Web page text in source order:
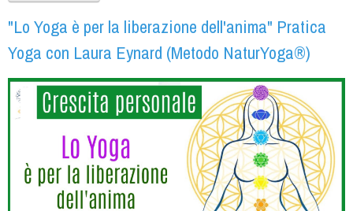
"Lo Yoga è per la liberazione dell'anima" Pratica
Yoga con Laura Eynard (Metodo NaturYoga®)